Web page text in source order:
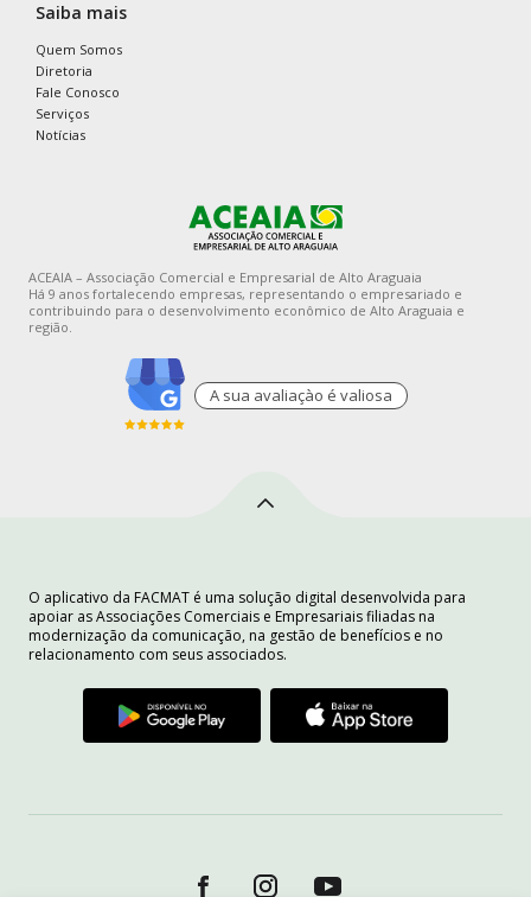
Saiba mais
Quem Somos
Diretoria
Fale Conosco
Serviços
Notícias
ACEAIA – Associação Comercial e Empresarial de Alto Araguaia
Há 9 anos fortalecendo empresas, representando o empresariado e
contribuindo para o desenvolvimento econômico de Alto Araguaia e
região.
A sua avaliaçào é valiosa
O aplicativo da FACMAT é uma solução digital desenvolvida para
apoiar as Associações Comerciais e Empresariais filiadas na
modernização da comunicação, na gestão de benefícios e no
relacionamento com seus associados.